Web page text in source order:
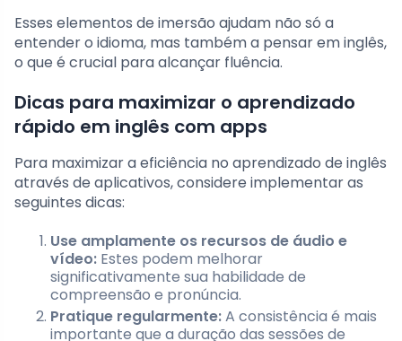
Esses elementos de imersão ajudam não só a
entender o idioma, mas também a pensar em inglês,
o que é crucial para alcançar fluência.
Dicas para maximizar o aprendizado
rápido em inglês com apps
Para maximizar a eficiência no aprendizado de inglês
através de aplicativos, considere implementar as
seguintes dicas:
Use amplamente os recursos de áudio e
vídeo: Estes podem melhorar
significativamente sua habilidade de
compreensão e pronúncia.
Pratique regularmente:A consistência é mais
importante que a duração das sessões de